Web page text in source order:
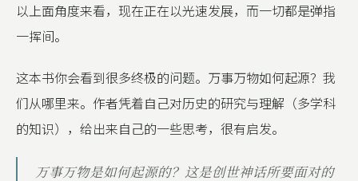
以上面角度来看，现在正在以光速发展，而一切都是弹指
一挥间。
这本书你会看到很多终极的问题。万事万物如何起源？我
们从哪里来。作者凭着自己对历史的研究与理解（多学科
的知识），给出来自己的一些思考，很有启发。
万事万物是如何起源的？这是创世神话所要面对的